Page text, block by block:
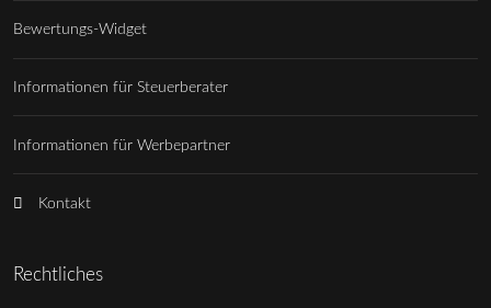
Bewertungs-Widget
Informationen für Steuerberater
Informationen für Werbepartner
Kontakt
Rechtliches